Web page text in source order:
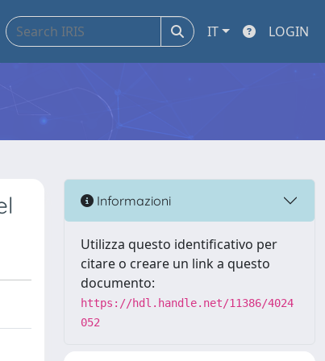
IT LOGIN
Informazioni
Utilizza questo identificativo per
citare o creare un link a questo
documento:
https://hdl.handle.net/11386/4024
052